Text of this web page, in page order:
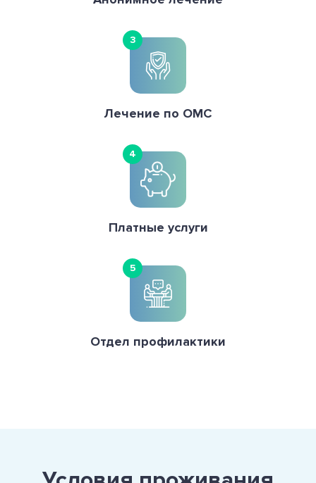
3
Лечение по ОМС
4
Платные услуги
5
Отдел профилактики